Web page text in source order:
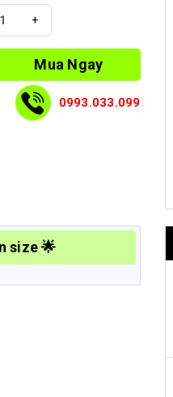
+
Mua Ngay
0993.033.099
size 🌟